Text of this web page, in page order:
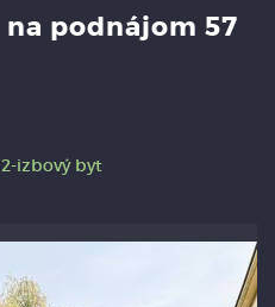
podnájom 57
2-izbový byt